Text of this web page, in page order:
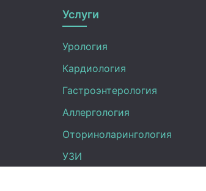
Услуги
Урология
Кардиология
Гастроэнтерология
Аллергология
Оториноларингология
УЗИ